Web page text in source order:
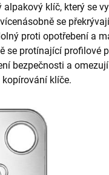
alpakový klíč, který se
se
proti opotřebení a
se protínající profilové
bezpečnosti a
klíče.